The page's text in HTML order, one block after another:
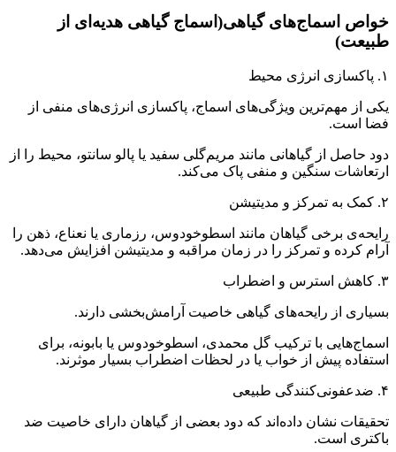
خواص اسماج‌های گیاهی(اسماج گیاهی هدیه‌ای از
طبیعت)
۱. پاکسازی انرژی محیط
یکی از مهم‌ترین ویژگی‌های اسماج، پاکسازی انرژی‌های منفی از
فضا است.
دود حاصل از گیاهانی مانند مریم‌گلی سفید یا پالو سانتو، محیط را از
ارتعاشات سنگین و منفی پاک می‌کند.
۲. کمک به تمرکز و مدیتیشن
رایحه‌ی برخی گیاهان مانند اسطوخودوس، رزماری یا نعناع، ذهن را
آرام کرده و تمرکز را در زمان مراقبه و مدیتیشن افزایش می‌دهد.
۳. کاهش استرس و اضطراب
بسیاری از رایحه‌های گیاهی خاصیت آرامش‌بخشی دارند.
اسماج‌هایی با ترکیب گل محمدی، اسطوخودوس یا بابونه، برای
استفاده پیش از خواب یا در لحظات اضطراب بسیار موثرند.
۴. ضدعفونی‌کنندگی طبیعی
تحقیقات نشان داده‌اند که دود بعضی از گیاهان دارای خاصیت ضد
باکتری است.